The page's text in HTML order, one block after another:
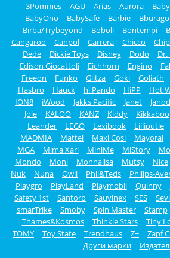
3Pommes AGU Arias Aurora
BabyOno
BabySafe Barbie Bburago
Birba/Trybeyond
Boboli Bontempi
Cangaroo
Canpol Carrera Chicco
Dede
Dickie Toys Disney Dodo
Edison Giocattoli
Eichhorn Engino
Freeon
Funko Glitza Goki Goliath
Hasbro
Hauck hi Pando HiPP Hot
ION8
iWood Jakks Pacific Janet Janod
Joie
KALOO KANZ Kiddy Kikkaboo
Leander
LEGO Lexibook Lilliputie
MADMIA
Mattel Maxi Cosi Mayoral
MGA
Mima Xari MiniMe MiStory
Mondo
Moni Monnalisa Mutsy Nice
Nuk
Nuna Owli Phil&Teds Philips-
Playgro
PlayLand Playmobil Quinny
Safety 1st
Santoro Sauvinex SES Sevi
smarTrike
Smoby Spin Master Stamp
Thames&Kosmos
Thinkle Stars Tiny
TOMY
Toy State Trendhaus Z+ Zapf
Други марки